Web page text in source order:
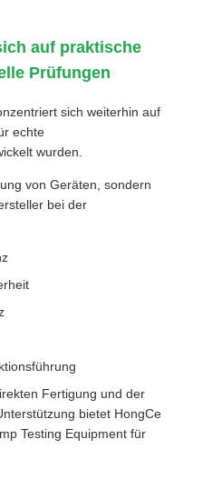
auf praktische
Prüfungen
sich weiterhin auf
echte
wurden.
von Geräten, sondern
bei der
Fertigung und der
bietet HongCe
Testing Equipment für